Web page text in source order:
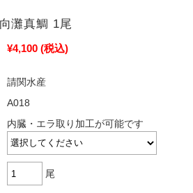
灘真鯛 1尾
¥4,100 (税込)
請関水産
A018
内臓・エラ取り加工が可能です
尾